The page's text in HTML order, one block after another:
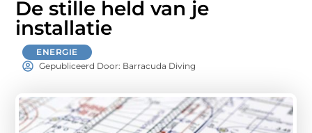
De stille held van je
installatie
ENERGIE
Gepubliceerd Door: Barracuda Diving